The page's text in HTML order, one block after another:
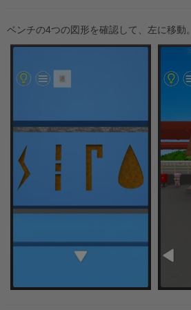
ベンチの4つの図形を確認して、左に移動。